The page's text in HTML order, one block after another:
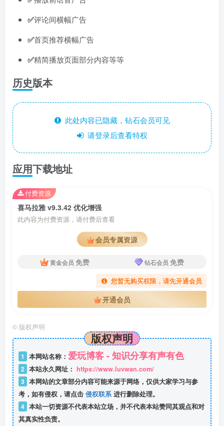
✅评论间横幅广告
✅首页推荐横幅广告
✅精简播放页面部分内容等等
历史版本
此处内容已隐藏，钻石会员可见
请登录后查看特权
应用下载地址
喜马拉雅 v9.3.42 优化增强
此内容为付费资源，请付费后查看
会员专属资源
黄金会员 免费 钻石会员 免费
您暂无购买权限，请先开通会员
开通会员
付费资源
© 版权声明
版权声明
1 本网站名称： 爱玩博客 - 知识分享有声有色
2 本站永久网址： https://www.luvwan.com/
3 本网站的文章部分内容可能来源于网络，仅供大家学习与参
考，如有侵权，请点击 侵权联系进行删除处理。
4 本站一切资源不代表本站立场，并不代表本站赞同其观点和对
其真实性负责。